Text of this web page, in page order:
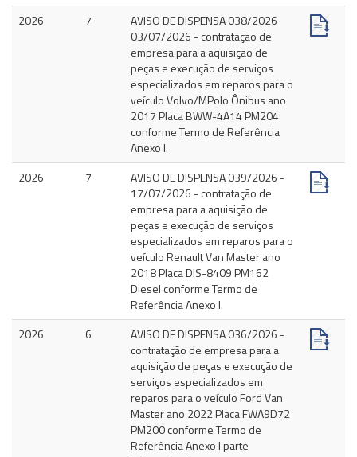
2026
7
AVISO DE DISPENSA 038/2026
03/07/2026 - contratação de
empresa para a aquisição de
peças e execução de serviços
especializados em reparos para o
veículo Volvo/MPolo Ônibus ano
2017 Placa BWW-4A14 PM204
conforme Termo de Referência
Anexo I.
2026
7
AVISO DE DISPENSA 039/2026 -
17/07/2026 - contratação de
empresa para a aquisição de
peças e execução de serviços
especializados em reparos para o
veículo Renault Van Master ano
2018 Placa DIS-8409 PM162
Diesel conforme Termo de
Referência Anexo I.
2026
6
AVISO DE DISPENSA 036/2026 -
contratação de empresa para a
aquisição de peças e execução de
serviços especializados em
reparos para o veículo Ford Van
Master ano 2022 Placa FWA9D72
PM200 conforme Termo de
Referência Anexo I parte